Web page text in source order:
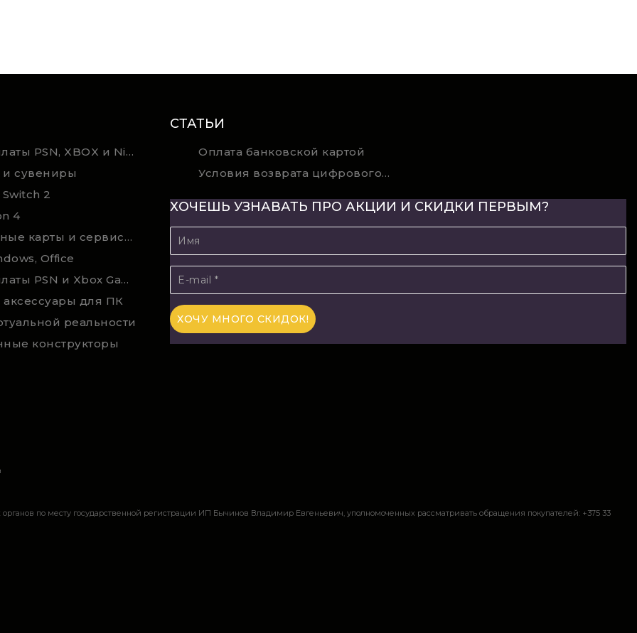
Карты оплаты PSN, XBOX и Nintendo (мгновенная доставка)
сувениры
2
4
Подарочные карты и сервисы Spotify, YouTube, Discord, Netflix, Steam (мгновенная доставка)
Office
Карты оплаты PSN и Xbox Game Pass (покупка в физическом магазине)
для ПК
реальности
конструкторы
СТАТЬИ
Оплата банковской картой
Условия возврата цифрового товара
ХОЧЕШЬ УЗНАВАТЬ ПРО АКЦИИ И СКИДКИ ПЕРВЫМ?
по месту государственной регистрации ИП Бычинов Владимир Евгеньевич, уполномоченных рассматривать обращения покупателей: +375 33